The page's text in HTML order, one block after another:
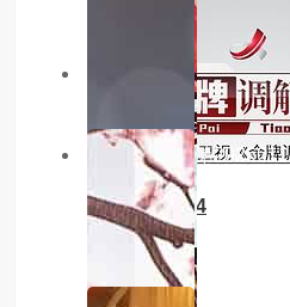
主演：吴佳怡,董子凡,
奇,杨休,曹艳,邵思涵,高
7.0分 更新至第
金牌调解2024
主演：章亭